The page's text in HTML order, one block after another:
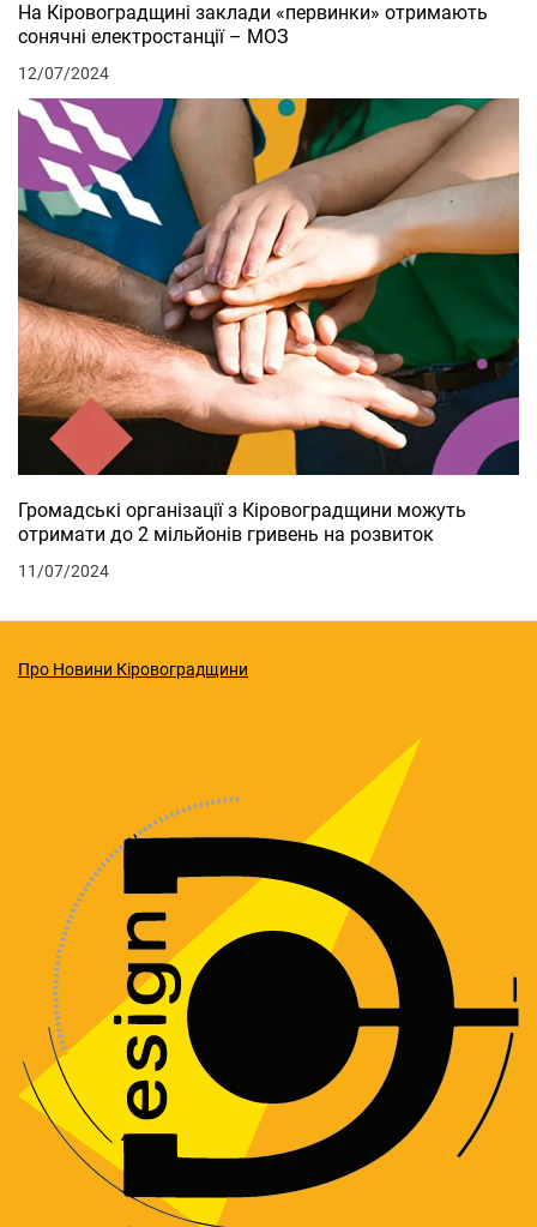
На Кіровоградщині заклади «первинки» отримають
сонячні електростанції – МОЗ
12/07/2024
Громадські організації з Кіровоградщини можуть
отримати до 2 мільйонів гривень на розвиток
11/07/2024
Про Новини Кіровоградщини